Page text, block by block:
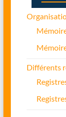
Différents